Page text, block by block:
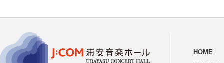
HOME